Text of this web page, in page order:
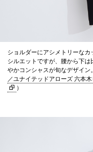
ショルダーにアシメトリーな
シルエットですが、腰から下
やかコンシャスが旬なデザイン
／ユナイテッドアローズ 六本
）